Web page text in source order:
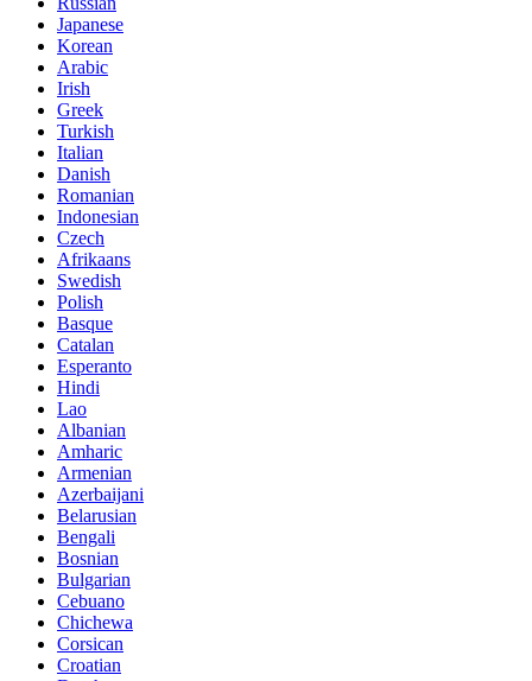
Japanese
Korean
Arabic
Irish
Greek
Turkish
Italian
Danish
Romanian
Indonesian
Czech
Afrikaans
Swedish
Polish
Basque
Catalan
Esperanto
Hindi
Lao
Albanian
Amharic
Armenian
Azerbaijani
Belarusian
Bengali
Bosnian
Bulgarian
Cebuano
Chichewa
Corsican
Croatian